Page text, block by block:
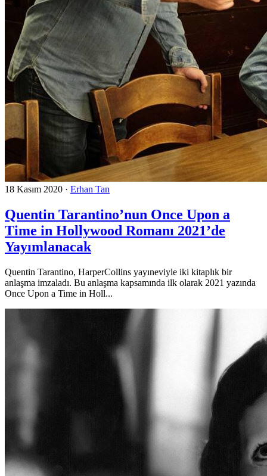
18 Kasım 2020 · Erhan Tan
Quentin Tarantino’nun Once Upon a
Time in Hollywood Romanı 2021’de
Yayımlanacak
Quentin Tarantino, HarperCollins yayıneviyle iki kitaplık bir
anlaşma imzaladı. Bu anlaşma kapsamında ilk olarak 2021 yazında
Once Upon a Time in Holl...